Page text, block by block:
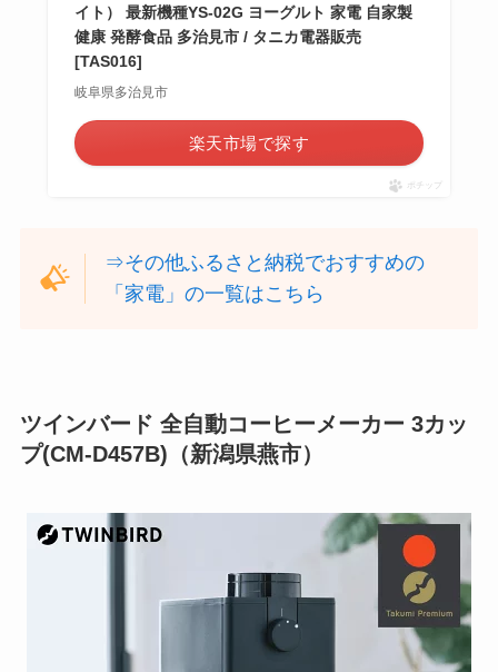
イト） 最新機種YS-02G ヨーグルト 家電 自家製
健康 発酵食品 多治見市 / タニカ電器販売
[TAS016]
岐阜県多治見市
楽天市場で探す
ポチップ
⇒その他ふるさと納税でおすすめの
「家電」の一覧はこちら
ツインバード 全自動コーヒーメーカー 3カッ
プ(CM-D457B)（新潟県燕市）